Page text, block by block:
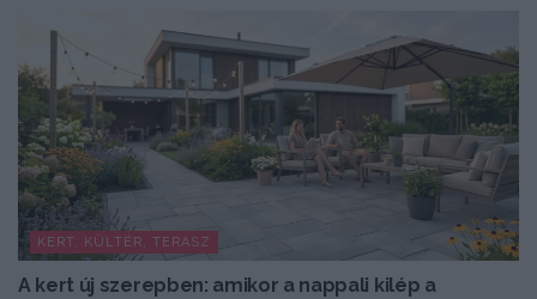
KERT, KÜLTÉR, TERASZ
A kert új szerepben: amikor a nappali kilép a